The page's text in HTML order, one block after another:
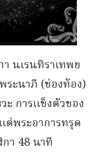
นเรนทิราเทพย
ระนาภี (ช่องท้อง)
ะ การแข็งตัวของ
พระอาการทรุด
า 48 นาที